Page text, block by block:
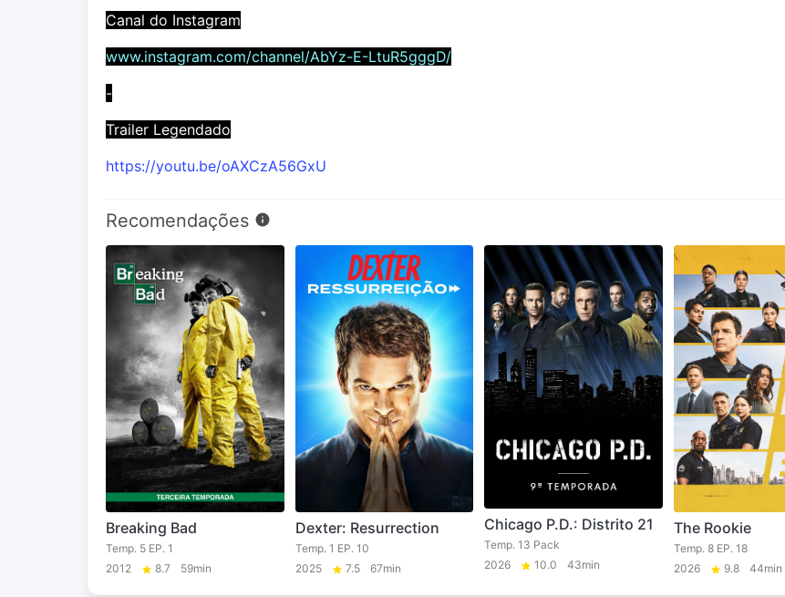
Canal do Instagram
www.instagram.com/channel/AbYz-E-LtuR5gggD/
-
Trailer Legendado
https://youtu.be/oAXCzA56GxU
Recomendações
Breaking Bad
Temp. 5 EP. 1
2012
8.7 59min
Dexter: Resurrection
Temp. 1 EP. 10
2025
7.5 67min
Chicago P.D.: Distrito 21
Temp. 13 Pack
2026
10.0 43min
The Rookie
Temp. 8 EP. 18
2026
9.8 44min